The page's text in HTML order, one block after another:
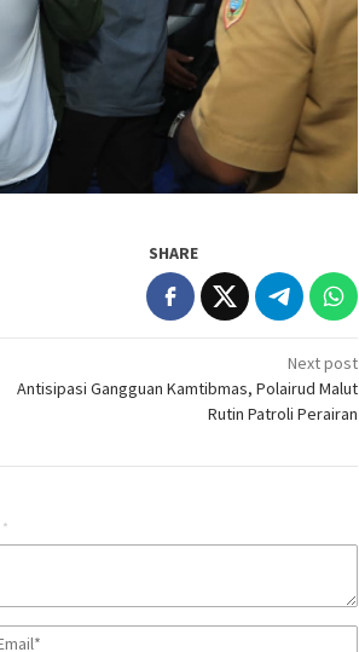
SHARE
Next post
Antisipasi Gangguan Kamtibmas, Polairud Malut
Rutin Patroli Perairan
*